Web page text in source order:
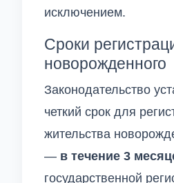
исключением.
Сроки
новорожденного
Законодательство
четкий срок для
жительства
— в течение 3
государственной